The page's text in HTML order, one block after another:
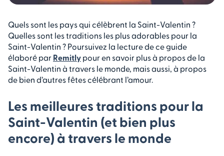
Quels sont les pays qui célèbrent la Saint-Valentin ?
Quelles sont les traditions les plus adorables pour la
Saint-Valentin ? Poursuivez la lecture de ce guide
élaboré par Remitly pour en savoir plus à propos de la
Saint-Valentin à travers le monde, mais aussi, à propos
de bien d’autres fêtes célébrant l’amour.
Les meilleures traditions pour la
Saint-Valentin (et bien plus
encore) à travers le monde